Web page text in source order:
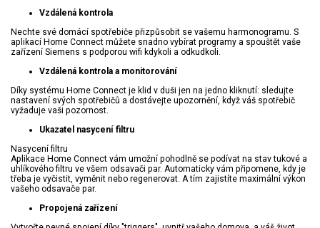
Vzdálená kontrola
Nechte své domácí spotřebiče přizpůsobit se vašemu harmonogramu. S
aplikací Home Connect můžete snadno vybírat programy a spouštět vaše
zařízení Siemens s podporou wifi kdykoli a odkudkoli.
Vzdálená kontrola a monitorování
Díky systému Home Connect je klid v duši jen na jedno kliknutí: sledujte
nastavení svých spotřebičů a dostávejte upozornění, když váš spotřebič
vyžaduje vaši pozornost.
Ukazatel nasycení filtru
Nasycení filtru
Aplikace Home Connect vám umožní pohodlně se podívat na stav tukové a
uhlíkového filtru ve všem odsavači par. Automaticky vám připomene, kdy je
třeba je vyčistit, vyměnit nebo regenerovat. A tím zajistíte maximální výkon
vašeho odsavače par.
Propojená zařízení